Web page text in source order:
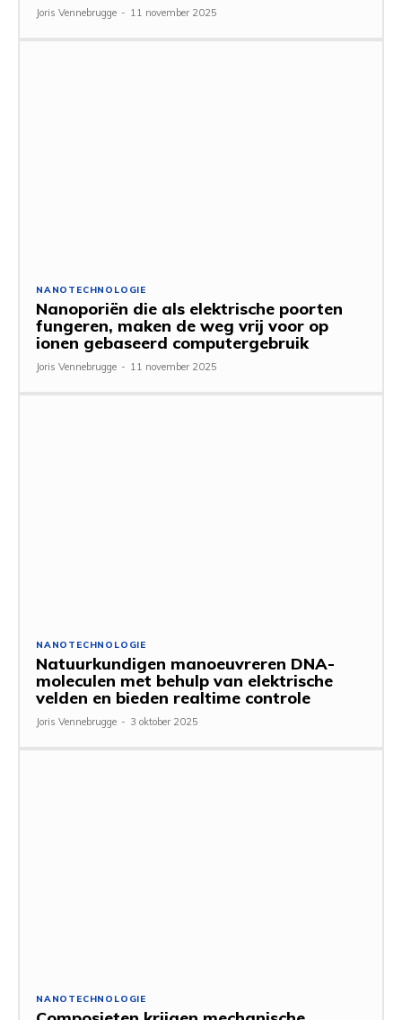
Joris Vennebrugge - 11 november 2025
NANOTECHNOLOGIE
Nanoporiën die als elektrische poorten
fungeren, maken de weg vrij voor op
ionen gebaseerd computergebruik
Joris Vennebrugge - 11 november 2025
NANOTECHNOLOGIE
Natuurkundigen manoeuvreren DNA-
moleculen met behulp van elektrische
velden en bieden realtime controle
Joris Vennebrugge - 3 oktober 2025
NANOTECHNOLOGIE